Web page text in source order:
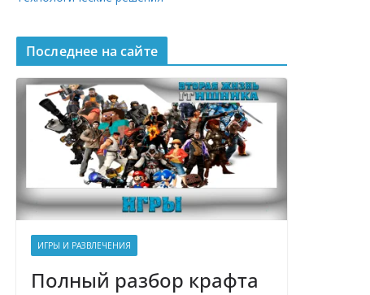
Последнее на сайте
ИГРЫ И РАЗВЛЕЧЕНИЯ
Полный разбор крафта